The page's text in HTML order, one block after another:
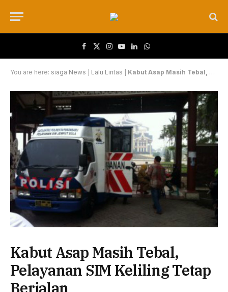
Facebook
X (Twitter)
Instagram
YouTube
LinkedInWhatsApp
You are here: siaga News Lalu Lintas Kabut Asap Masih Tebal, Pelayanan SIM Keliling Tetap Berjalan
Kabut Asap Masih Tebal,
Pelayanan SIM Keliling Tetap
Berjalan